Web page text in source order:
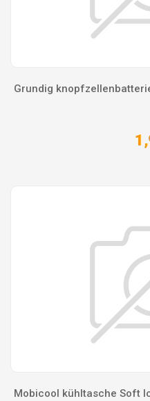
Grundig
Mobicool kühltasche Soft